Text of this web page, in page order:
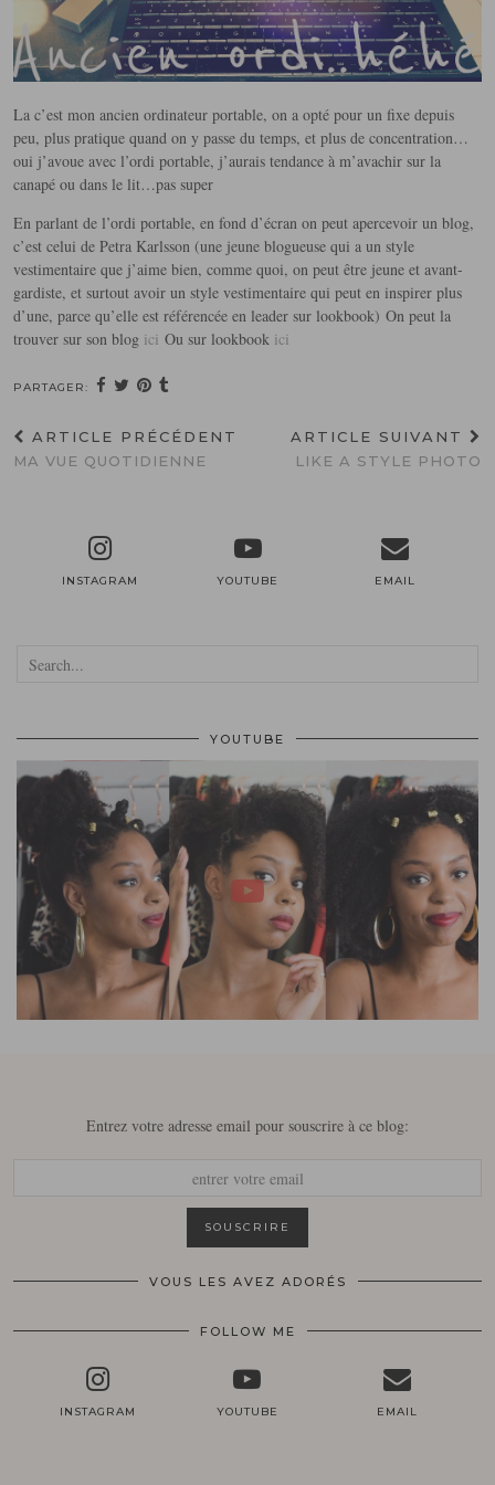
La c’est mon ancien ordinateur portable, on a opté pour un fixe depuis
peu, plus pratique quand on y passe du temps, et plus de concentration…
oui j’avoue avec l’ordi portable, j’aurais tendance à m’avachir sur la
canapé ou dans le lit…pas super
En parlant de l’ordi portable, en fond d’écran on peut apercevoir un blog,
c’est celui de Petra Karlsson (une jeune blogueuse qui a un style
vestimentaire que j’aime bien, comme quoi, on peut être jeune et avant-
gardiste, et surtout avoir un style vestimentaire qui peut en inspirer plus
d’une, parce qu’elle est référencée en leader sur lookbook) On peut la
trouver sur son blog ici Ou sur lookbook ici
PARTAGER:
ARTICLE PRÉCÉDENT
MA VUE QUOTIDIENNE
ARTICLE SUIVANT
LIKE A STYLE PHOTO
INSTAGRAM YOUTUBE EMAIL
YOUTUBE
Entrez votre adresse email pour souscrire à ce blog:
VOUS LES AVEZ ADORÉS
FOLLOW ME
INSTAGRAM YOUTUBE EMAIL